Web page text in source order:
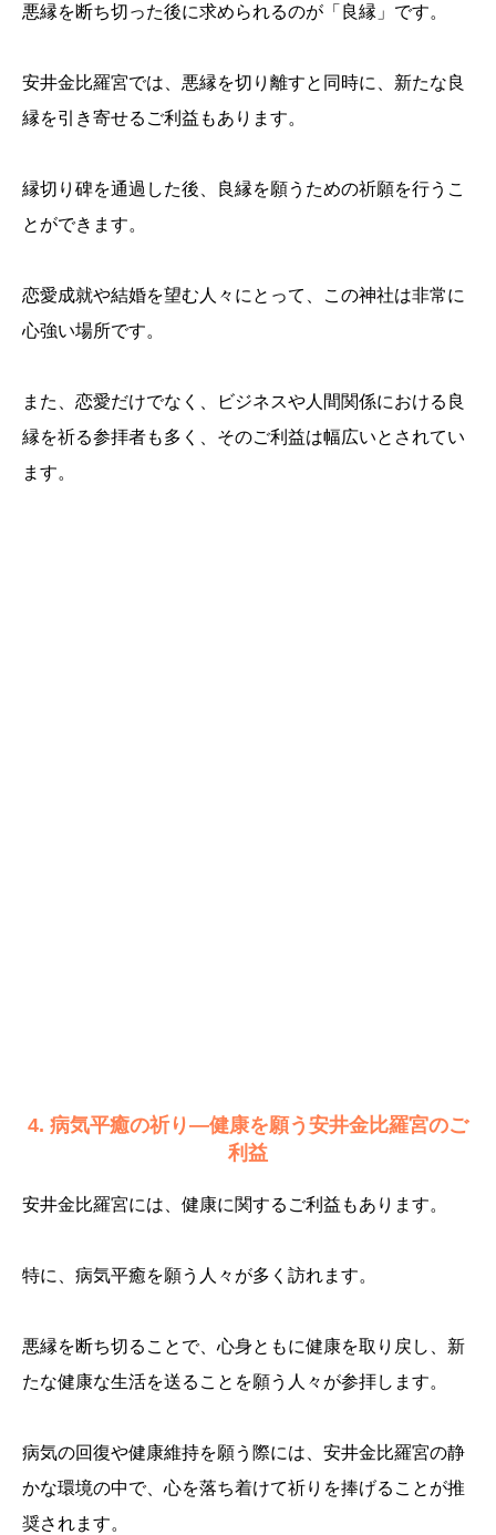
悪縁を断ち切った後に求められるのが「良縁」です。
安井金比羅宮では、悪縁を切り離すと同時に、新たな良
縁を引き寄せるご利益もあります。
縁切り碑を通過した後、良縁を願うための祈願を行うこ
とができます。
恋愛成就や結婚を望む人々にとって、この神社は非常に
心強い場所です。
また、恋愛だけでなく、ビジネスや人間関係における良
縁を祈る参拝者も多く、そのご利益は幅広いとされてい
ます。
4. 病気平癒の祈り—健康を願う安井金比羅宮のご
利益
安井金比羅宮には、健康に関するご利益もあります。
特に、病気平癒を願う人々が多く訪れます。
悪縁を断ち切ることで、心身ともに健康を取り戻し、新
たな健康な生活を送ることを願う人々が参拝します。
病気の回復や健康維持を願う際には、安井金比羅宮の静
かな環境の中で、心を落ち着けて祈りを捧げることが推
奨されます。